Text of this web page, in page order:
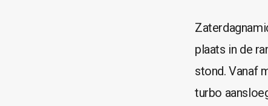
plaats in de
stond. Vanaf
turbo